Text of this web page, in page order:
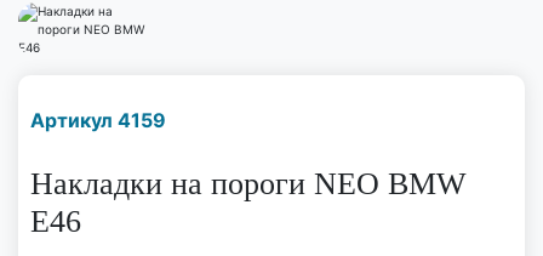
Артикул 4159
Накладки на пороги NEO BMW
E46